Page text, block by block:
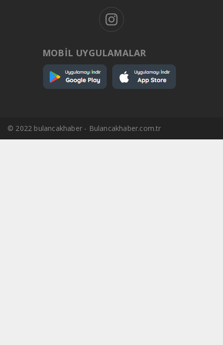
MOBİL UYGULAMALAR
© 2022 bulancakhaber - Bulancakhaber.com.tr